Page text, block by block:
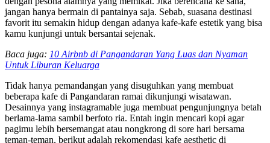
jangan hanya bermain di pantainya saja. Sebab, suasana destinasi
favorit itu semakin hidup dengan adanya kafe-kafe estetik yang bisa
kamu kunjungi untuk bersantai sejenak.
Baca juga: 10 Airbnb di Pangandaran Yang Luas dan Nyaman
Untuk Liburan Keluarga
Tidak hanya pemandangan yang disuguhkan yang membuat
beberapa kafe di Pangandaran ramai dikunjungi wisatawan.
Desainnya yang instagramable juga membuat pengunjungnya betah
berlama-lama sambil berfoto ria. Entah ingin mencari kopi agar
pagimu lebih bersemangat atau nongkrong di sore hari bersama
teman-teman, berikut adalah rekomendasi kafe aesthetic di